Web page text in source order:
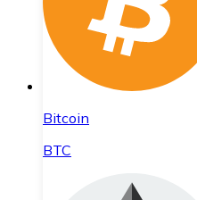
Bitcoin
BTC